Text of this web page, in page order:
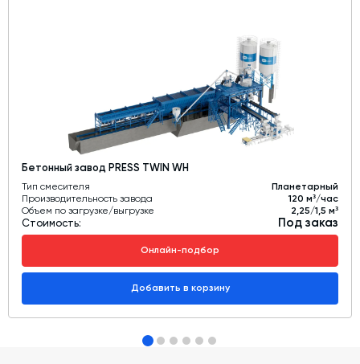
Бетонный завод PRESS TWIN WH
Тип смесителя
Планетарный
Производительность завода
120 м³/час
Объем по загрузке/выгрузке
2,25/1,5 м³
Стоимость: Под заказ
Онлайн-подбор
Добавить в корзину